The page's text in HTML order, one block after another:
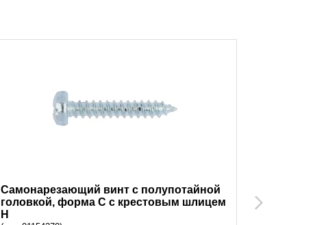
Самонарезающий винт с полупотайной
головкой, форма C с крестовым шлицем
H
Next